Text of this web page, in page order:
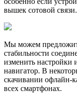
вышек сотовой связи.
Мы можем
стабильности
изменить настройки
навигатор. В
скачивании офлайн-
всех смартфонах.